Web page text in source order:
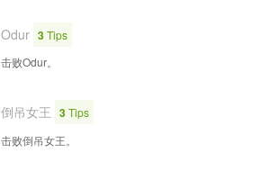
Odur 3Tips
击败Odur。
倒吊女王 3Tips
击败倒吊女王。